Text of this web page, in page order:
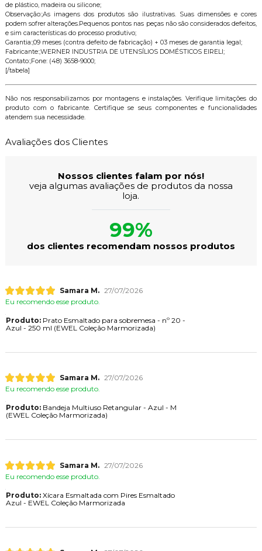
de plástico, madeira ou silicone;
Observação:;As imagens dos produtos são ilustrativas. Suas dimensões e cores
podem sofrer alterações.Pequenos pontos nas peças não são considerados defeitos,
e sim características do processo produtivo;
Garantia:;09 meses (contra defeito de fabricação) + 03 meses de garantia legal;
Fabricante:;WERNER INDUSTRIA DE UTENSÍLIOS DOMÉSTICOS EIRELI;
Contato:;Fone: (48) 3658-9000;
[/tabela]
Não nos responsabilizamos por montagens e instalações. Verifique limitações do
produto com o fabricante. Certifique se seus componentes e funcionalidades
atendem sua necessidade.
Avaliações dos Clientes
Nossos clientes falam por nós!
veja algumas avaliações de produtos da nossa
loja.
99%
dos clientes recomendam nossos produtos
Samara M. 27/07/2026
Eu recomendo esse produto.
Produto:Prato Esmaltado para sobremesa - nº 20 -
Azul - 250 ml (EWEL Coleção Marmorizada)
Samara M. 27/07/2026
Eu recomendo esse produto.
Produto:Bandeja Multiuso Retangular - Azul - M
(EWEL Coleção Marmorizada)
Samara M. 27/07/2026
Eu recomendo esse produto.
Produto:Xícara Esmaltada com Pires Esmaltado
Azul - EWEL Coleção Marmorizada